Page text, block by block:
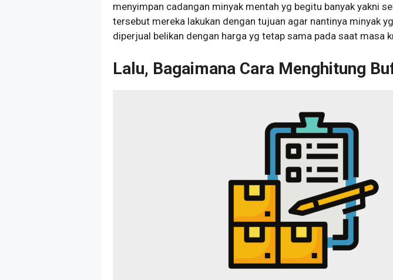
menyimpan cadangan minyak mentah yg begitu banyak yakni
tersebut mereka lakukan dengan tujuan agar nantinya minyak
diperjual belikan dengan harga yg tetap sama pada saat masa
Lalu, Bagaimana Cara Menghitung